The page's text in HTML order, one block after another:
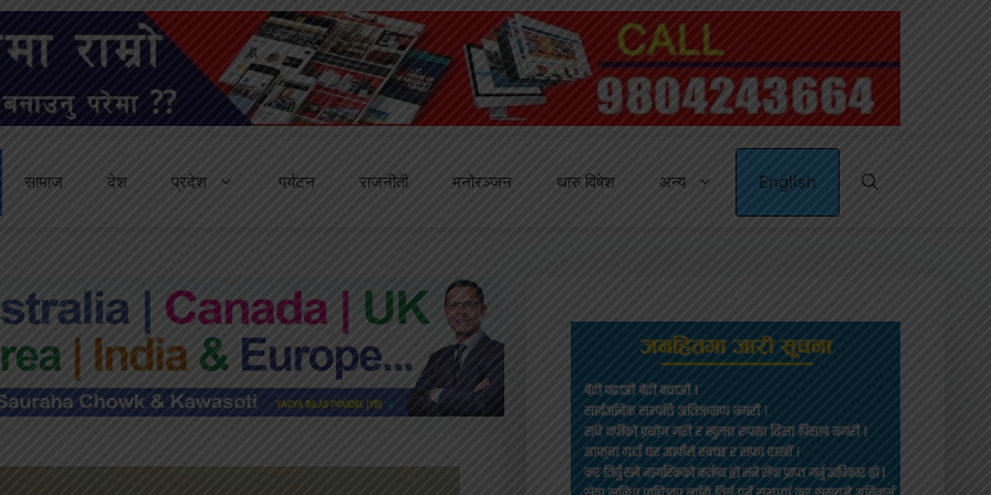
सामाज देश प्रदेश पर्यटन राजनीती मनोरञ्जन थारु विषेश अन्य English